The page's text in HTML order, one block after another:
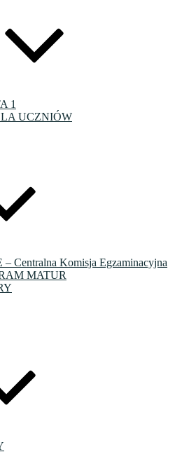
1
UCZNIÓW
Centralna Komisja Egzaminacyjna
MATUR